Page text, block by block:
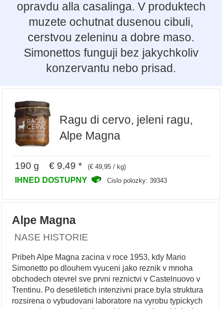
opravdu alla casalinga. V produktech
muzete ochutnat dusenou cibuli,
cerstvou zeleninu a dobre maso.
Simonettos funguji bez jakychkoliv
konzervantu nebo prisad.
Ragu di cervo, jeleni ragu,
Alpe Magna
190 g € 9,49 * (€ 49,95 / kg)
IHNED DOSTUPNY Cislo polozky: 39343
Alpe Magna
NASE HISTORIE
Pribeh Alpe Magna zacina v roce 1953, kdy Mario
Simonetto po dlouhem vyuceni jako reznik v mnoha
obchodech otevrel sve prvni reznictvi v Castelnuovo v
Trentinu. Po desetiletich intenzivni prace byla struktura
rozsirena o vybudovani laboratore na vyrobu typickych